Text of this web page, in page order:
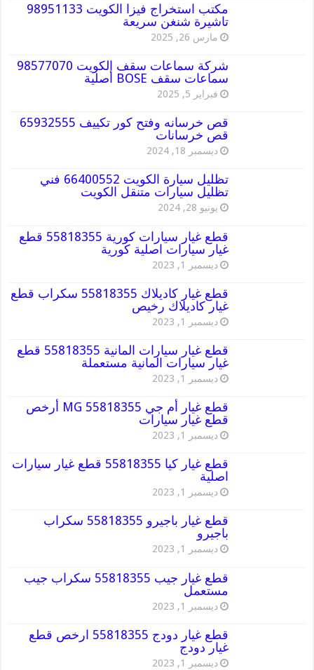
مكتب استخراج فيزا الكويت 98951133
تاشيرة شنغن سريعة
مارس 26, 2025
شركة سماعات سقف الكويت 98577070
سماعات سقف BOSE أصلية
فبراير 5, 2025
قص خرسانه وفتح كور تكييف 65932555
قص خرسانات
ديسمبر 18, 2024
تظليل سيارة الكويت 66400552 فني
تظليل سيارات متنقل الكويت
يونيو 28, 2024
قطع غيار سيارات كورية 55818355 قطع
غيار سيارات اصلية كورية
ديسمبر 1, 2023
قطع غيار كاديلاك 55818355 سكراب قطع
غيار كاديلاك رخيص
ديسمبر 1, 2023
قطع غيار سيارات المانية 55818355 قطع
غيار سيارات المانية مستعملة
ديسمبر 1, 2023
قطع غيار أم جي MG 55818355 أرخص
قطع غيار سيارات
ديسمبر 1, 2023
قطع غيار كيا 55818355 قطع غيار سيارات
اصلية
ديسمبر 1, 2023
قطع غيار باجيرو 55818355 سكراب
باجيرو
ديسمبر 1, 2023
قطع غيار جيب 55818355 سكراب جيب
مستعمل
ديسمبر 1, 2023
قطع غيار دودج 55818355 ارخص قطع
غيار دودج
ديسمبر 1, 2023